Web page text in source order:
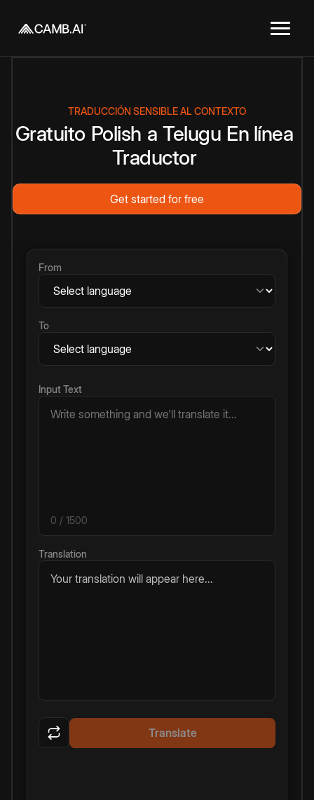
TRADUCCIÓN SENSIBLE AL CONTEXTO
Gratuito Polish a Telugu En línea
Traductor
Get started for free
From
To
Input Text
0 / 1500
Translation
Your translation will appear here...
Translate